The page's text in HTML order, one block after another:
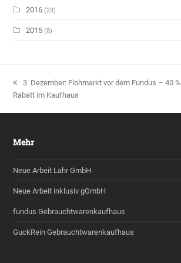
2016(23)
2015(8)
vorheriger
Beitrag:
3. Dezember: Flohmarkt vor dem Fundus – 40 %
Rabatt im Kaufhaus
Mehr
Neue Arbeit Lahr GmbH
Neue Arbeit inklusiv gGmbH
fundus Gebrauchtwarenkaufhaus
GuckRein Gebrauchtwarenkaufhaus